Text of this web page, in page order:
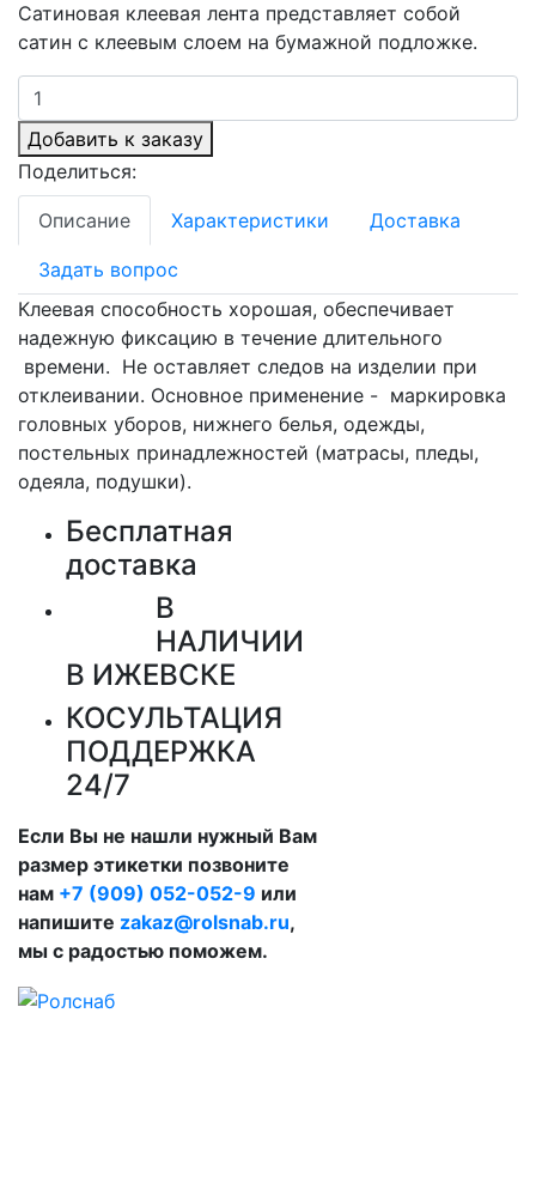
Сатиновая клеевая лента представляет собой
сатин с клеевым слоем на бумажной подложке.
Добавить к заказу
Поделиться:
Описание Характеристики Доставка
Задать вопрос
Клеевая способность хорошая, обеспечивает
надежную фиксацию в течение длительного
времени. Не оставляет следов на изделии при
отклеивании. Основное применение - маркировка
головных уборов, нижнего белья, одежды,
постельных принадлежностей (матрасы, пледы,
одеяла, подушки).
Бесплатная
доставка
В
НАЛИЧИИ
В ИЖЕВСКЕ
КОСУЛЬТАЦИЯ
ПОДДЕРЖКА
24/7
Если Вы не нашли нужный Вам
размер этикетки позвоните
нам +7 (909) 052-052-9 или
напишите zakaz@rolsnab.ru,
мы с радостью поможем.